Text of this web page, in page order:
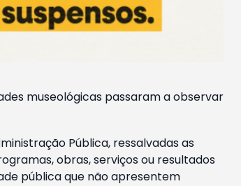
museológicas passaram a observar
Pública, ressalvadas as
obras, serviços ou resultados
pública que não apresentem